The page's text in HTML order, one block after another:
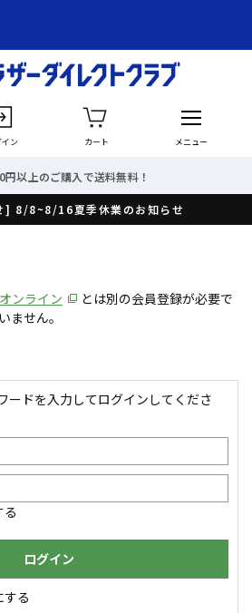
イン カート メニュー
円以上のご購入で送料無料！
] 8/8~8/16夏季休業のお知らせ
ンライン
とは別の会員登録が必要で
ません。
ードを入力してログインしてくださ
る